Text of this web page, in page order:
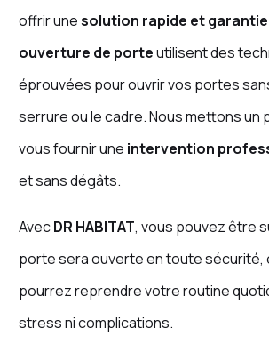
offrir unesolution rapide et garantie
ouverture de porteutilisent des
éprouvées pour ouvrir vos portes
serrure ou le cadre. Nous mettons un
vous fournir une intervention
et sans dégâts.
AvecDR HABITAT, vous pouvez être
porte sera ouverte en toute sécurité,
pourrez reprendre votre routine
stress ni complications.